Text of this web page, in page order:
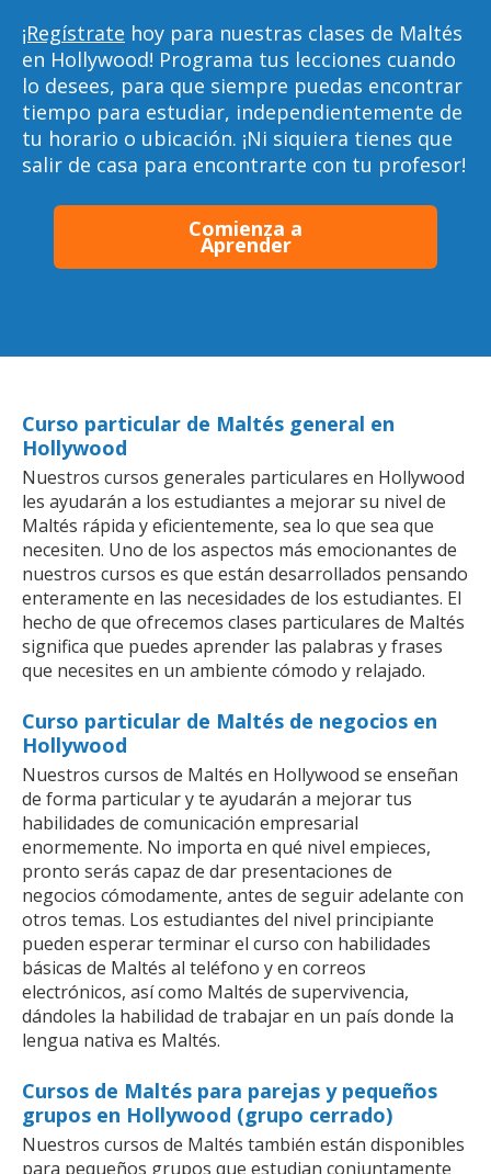
¡Regístrate hoy para nuestras clases de Maltés
en Hollywood! Programa tus lecciones cuando
lo desees, para que siempre puedas encontrar
tiempo para estudiar, independientemente de
tu horario o ubicación. ¡Ni siquiera tienes que
salir de casa para encontrarte con tu profesor!
Comienza a
Aprender
Curso particular de Maltés general en
Hollywood
Nuestros cursos generales particulares en Hollywood
les ayudarán a los estudiantes a mejorar su nivel de
Maltés rápida y eficientemente, sea lo que sea que
necesiten. Uno de los aspectos más emocionantes de
nuestros cursos es que están desarrollados pensando
enteramente en las necesidades de los estudiantes. El
hecho de que ofrecemos clases particulares de Maltés
significa que puedes aprender las palabras y frases
que necesites en un ambiente cómodo y relajado.
Curso particular de Maltés de negocios en
Hollywood
Nuestros cursos de Maltés en Hollywood se enseñan
de forma particular y te ayudarán a mejorar tus
habilidades de comunicación empresarial
enormemente. No importa en qué nivel empieces,
pronto serás capaz de dar presentaciones de
negocios cómodamente, antes de seguir adelante con
otros temas. Los estudiantes del nivel principiante
pueden esperar terminar el curso con habilidades
básicas de Maltés al teléfono y en correos
electrónicos, así como Maltés de supervivencia,
dándoles la habilidad de trabajar en un país donde la
lengua nativa es Maltés.
Cursos de Maltés para parejas y pequeños
grupos en Hollywood (grupo cerrado)
Nuestros cursos de Maltés también están disponibles
para pequeños grupos que estudian conjuntamente